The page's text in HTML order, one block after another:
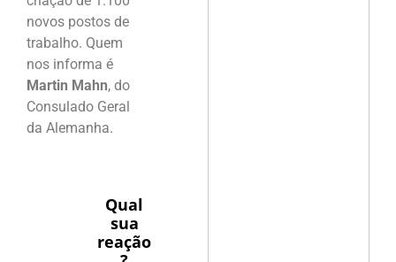
novos postos de
trabalho. Quem
nos informa é
Martin Mahn, do
Consulado Geral
da Alemanha.
Qual
sua
reação